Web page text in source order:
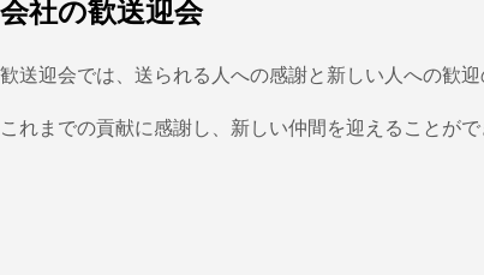
会社の歓送迎会
歓送迎会では、送られる人への感謝と新しい人への歓
これまでの貢献に感謝し、新しい仲間を迎えることが